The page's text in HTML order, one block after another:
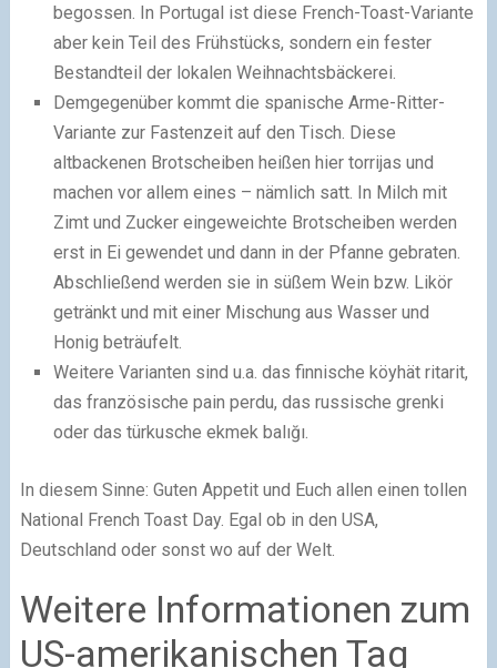
begossen. In Portugal ist diese French-Toast-Variante
aber kein Teil des Frühstücks, sondern ein fester
Bestandteil der lokalen Weihnachtsbäckerei.
Demgegenüber kommt die spanische Arme-Ritter-
Variante zur Fastenzeit auf den Tisch. Diese
altbackenen Brotscheiben heißen hier torrijas und
machen vor allem eines – nämlich satt. In Milch mit
Zimt und Zucker eingeweichte Brotscheiben werden
erst in Ei gewendet und dann in der Pfanne gebraten.
Abschließend werden sie in süßem Wein bzw. Likör
getränkt und mit einer Mischung aus Wasser und
Honig beträufelt.
Weitere Varianten sind u.a. das finnische köyhät ritarit,
das französische pain perdu, das russische grenki
oder das türkusche ekmek balığı.
In diesem Sinne: Guten Appetit und Euch allen einen tollen
National French Toast Day. Egal ob in den USA,
Deutschland oder sonst wo auf der Welt.
Weitere Informationen zum
US-amerikanischen Tag